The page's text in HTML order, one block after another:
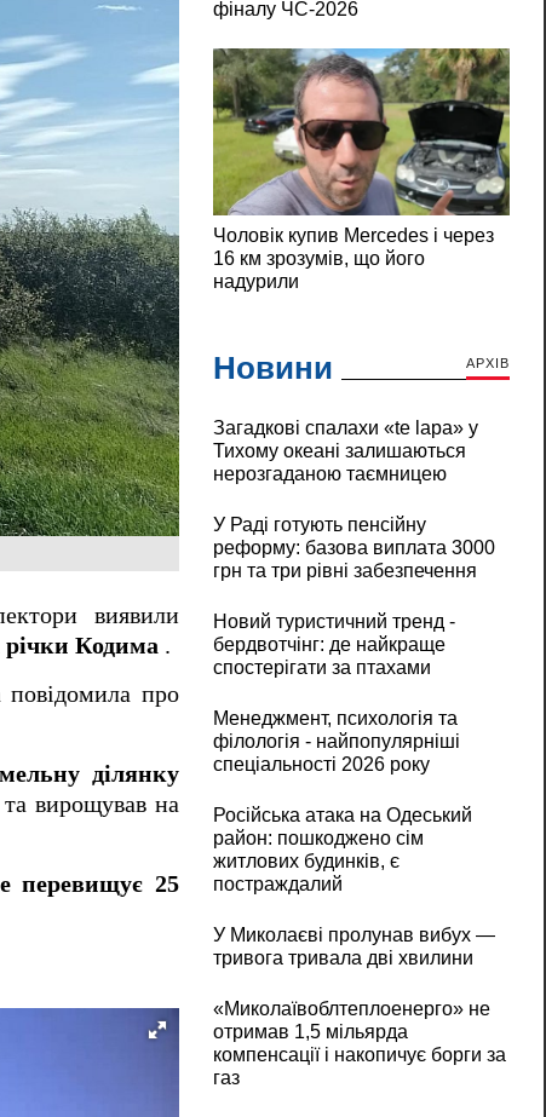
виявили
річки Кодима .
повідомила про
ділянку
вирощував на
перевищує 25
Новини АРХІВ
Загадкові спалахи «te lapa» у
Тихому океані залишаються
нерозгаданою таємницею
У Раді готують пенсійну
реформу: базова виплата 3000
грн та три рівні забезпечення
Новий туристичний тренд -
бердвотчінг: де найкраще
спостерігати за птахами
Менеджмент, психологія та
філологія - найпопулярніші
спеціальності 2026 року
Російська атака на Одеський
район: пошкоджено сім
житлових будинків, є
постраждалий
У Миколаєві пролунав вибух —
тривога тривала дві хвилини
«Миколаївоблтеплоенерго» не
отримав 1,5 мільярда
компенсації і накопичує борги за
газ